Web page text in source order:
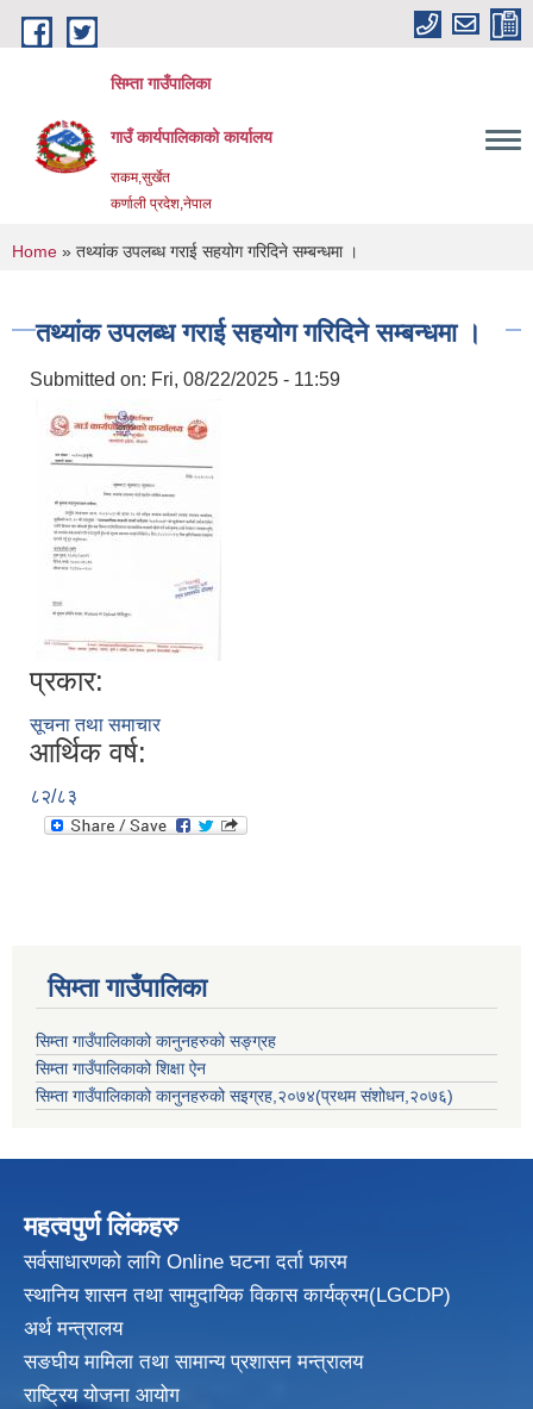
Skip to main content
सिम्ता गाउँपालिका
गाउँ कार्यपालिकाको कार्यालय
राकम,सुर्खेत
कर्णाली प्रदेश,नेपाल
You are here
Home » तथ्यांक उपलब्ध गराई सहयोग गरिदिने सम्बन्धमा ।
तथ्यांक उपलब्ध गराई सहयोग गरिदिने सम्बन्धमा ।
Submitted on: Fri, 08/22/2025 - 11:59
प्रकार:
सूचना तथा समाचार
आर्थिक वर्ष:
८२/८३
सिम्ता गाउँपालिका
सिम्ता गाउँपालिकाको कानुनहरुको सङ्ग्रह
सिम्ता गाउँपालिकाको शिक्षा ऐन
सिम्ता गाउँपालिकाको कानुनहरुको सइग्रह,२०७४(प्रथम संशोधन,२०७६)
महत्वपुर्ण लिंकहरु
सर्वसाधारणको लागि Online घटना दर्ता फारम
स्थानिय शासन तथा सामुदायिक विकासकार्यक्रम(LGCDP)
अर्थ मन्त्रालय
सङघीय मामिला तथा सामान्य प्रशासन मन्त्रालय
राष्ट्रिय योजना आयोग